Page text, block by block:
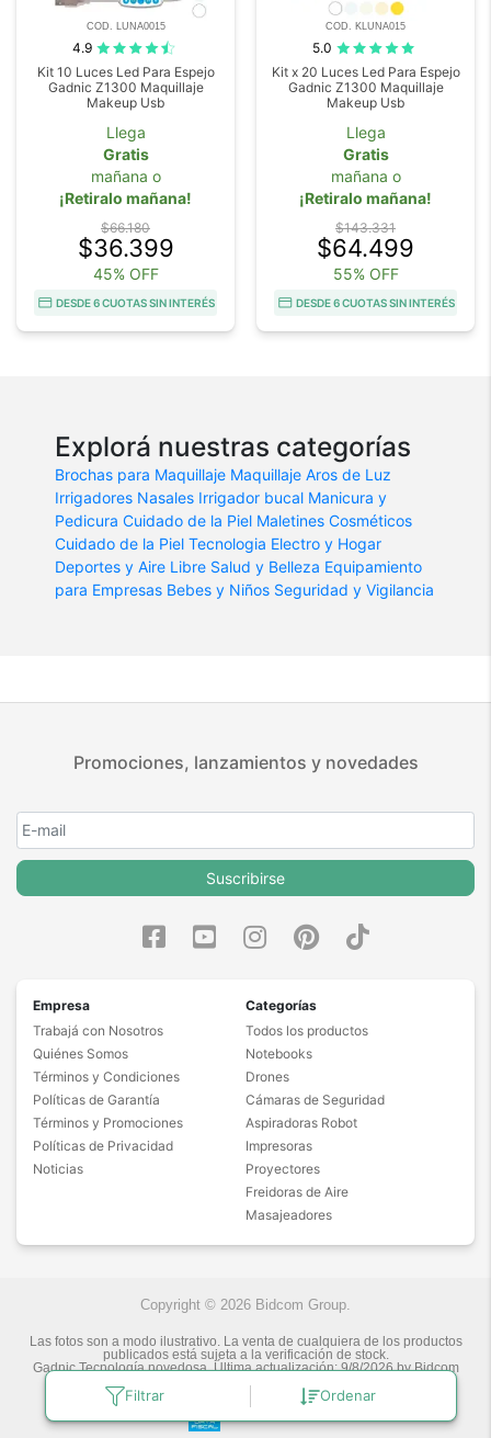
Filtrar Ordenar
COD. LUNA0015
4.9
Kit 10 Luces Led Para Espejo
Gadnic Z1300 Maquillaje
Makeup Usb
Llega
Gratis
mañana o
¡Retiralo mañana!
$66.180
$36.399
45% OFF
DESDE 6 CUOTAS SIN INTERÉS
COD. KLUNA015
5.0
Kit x 20 Luces Led Para Espejo
Gadnic Z1300 Maquillaje
Makeup Usb
Llega
Gratis
mañana o
¡Retiralo mañana!
$143.331
$64.499
55% OFF
DESDE 6 CUOTAS SIN INTERÉS
Explorá nuestras categorías
Brochas para Maquillaje Maquillaje Aros de Luz
Irrigadores Nasales Irrigador bucal Manicura y
Pedicura Cuidado de la Piel Maletines Cosméticos
Cuidado de la Piel Tecnologia Electro y Hogar
Deportes y Aire Libre Salud y Belleza Equipamiento
para Empresas Bebes y Niños Seguridad y Vigilancia
Promociones, lanzamientos y novedades
Suscribirse
Empresa
Trabajá con Nosotros
Quiénes Somos
Términos y Condiciones
Políticas de Garantía
Términos y Promociones
Políticas de Privacidad
Noticias
Categorías
Todos los productos
Notebooks
Drones
Cámaras de Seguridad
Aspiradoras Robot
Impresoras
Proyectores
Freidoras de Aire
Masajeadores
Copyright © 2026 Bidcom Group.
Las fotos son a modo ilustrativo. La venta de cualquiera de los productos
publicados está sujeta a la verificación de stock.
Gadnic Tecnología novedosa.Última actualización:9/8/2026byBidcom